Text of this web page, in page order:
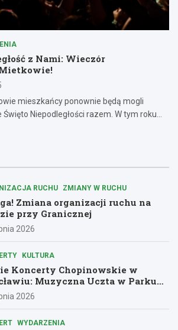
z Nami: Wieczór
mieszkańcy ponownie będą mogli
Niepodległości razem. W tym roku…
RUCHU ZMIANY W RUCHU
Zmiana organizacji ruchu na
przy Granicznej
2026
KULTURA
Koncerty Chopinowskie w
Muzyczna Uczta w Parku
2026
WYDARZENIA